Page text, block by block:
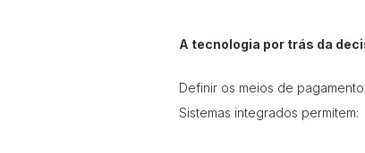
A tecnologia por trás da
Definir os meios de
Sistemas integrados permitem: